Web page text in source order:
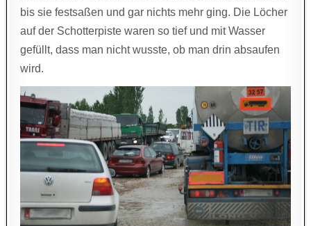
bis sie festsaßen und gar nichts mehr ging. Die Löcher
auf der Schotterpiste waren so tief und mit Wasser
gefüllt, dass man nicht wusste, ob man drin absaufen
wird.